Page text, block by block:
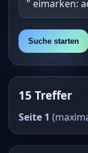
Suche starten
15 Treffer
Seite 1